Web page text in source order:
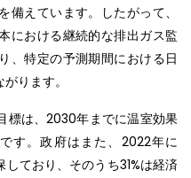
えています。したがって、
における継続的な排出ガス監
、特定の予測期間における日
ります。
標は、2030年までに温室効果
す。政府はまた、2022年に
ており、そのうち31%は経済